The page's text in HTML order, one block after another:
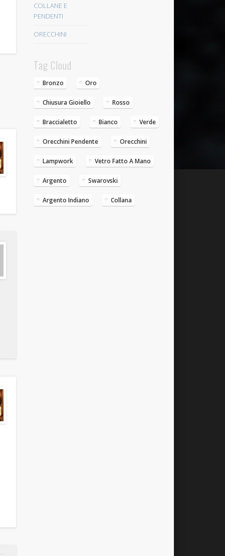
COLLANE E
PENDENTI
ORECCHINI
Tag Cloud
Bronzo Oro
Chiusura Gioiello Rosso
Braccialetto Bianco Verde
Orecchini Pendente Orecchini
Lampwork Vetro Fatto A Mano
Argento Swarovski
Argento Indiano Collana